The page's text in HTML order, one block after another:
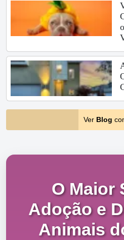
Ver Blog
O Maior
Adoção e
Animais